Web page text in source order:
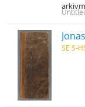
SE S-